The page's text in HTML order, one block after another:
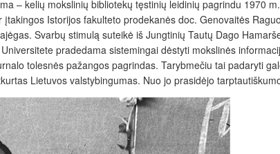
– kelių mokslinių bibliotekų tęstinių leidinių pagrindu 1970
Istorijos fakulteto prodekanės doc. Genovaitės
Svarbų stimulą suteikė iš Jungtinių Tautų Dago
pradedama sistemingai dėstyti mokslinės
tolesnės pažangos pagrindas. Tarybmečiu tai padaryti
Lietuvos valstybingumas. Nuo jo prasidėjo